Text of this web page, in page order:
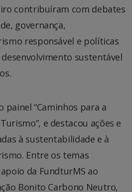
contribuíram com debates
governança,
responsável e políticas
sustentável
painel “Caminhos para a
e destacou ações e
à sustentabilidade e à
Entre os temas
da FundturMS ao
Bonito Carbono Neutro,